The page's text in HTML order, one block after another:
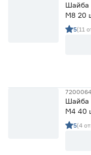
Шайба
М8 20
5(11
Шайба
М4 40
5(4